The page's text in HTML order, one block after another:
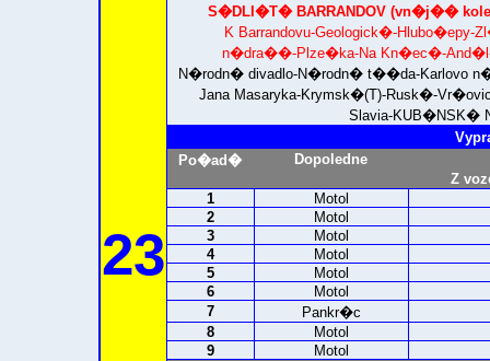
23
S�DLI�T� BARRANDOV (vn�j��
K Barrandovu-Geologick�-
n�dra��-Plze�ka-Na Kn�ec�-
N�rodn� divadlo-N�rodn� t��da-
Jana Masaryka-Krymsk�(T)-Rusk�-
Slavia-KUB�NSK�
Po�ad�
Dopoledne
Z
1
Motol
2
Motol
3
Motol
4
Motol
5
Motol
6
Motol
7
Pankr�c
8
Motol
9
Motol